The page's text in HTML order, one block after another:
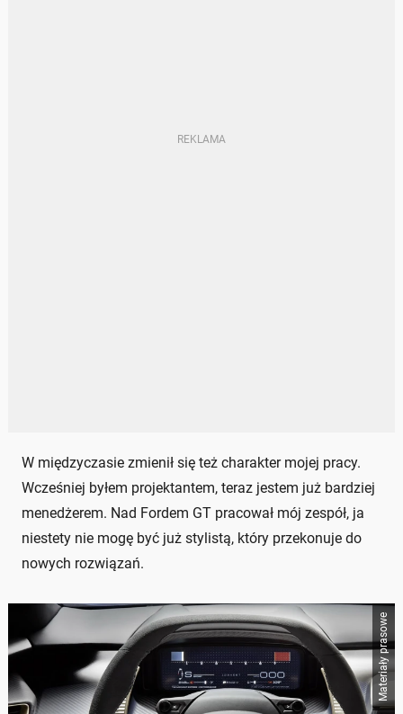
W międzyczasie zmienił się też charakter mojej pracy.
Wcześniej byłem projektantem, teraz jestem już bardziej
menedżerem. Nad Fordem GT pracował mój zespół, ja
niestety nie mogę być już stylistą, który przekonuje do
nowych rozwiązań.
Materiały prasowe